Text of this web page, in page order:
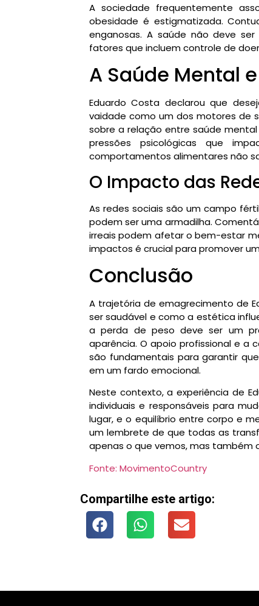
A sociedade frequentemente
obesidade é estigmatizada.
enganosas. A saúde não deve
fatores que incluem controle de
A Saúde Mental
Eduardo Costa declarou que
vaidade como um dos motores de
sobre a relação entre saúde
pressões psicológicas que
comportamentos alimentares não
O Impacto das
As redes sociais são um campo
podem ser uma armadilha.
irreais podem afetar o bem-estar
impactos é crucial para promover
Conclusão
A trajetória de emagrecimento de
ser saudável e como a estética
a perda de peso deve ser um
aparência. O apoio profissional e a
são fundamentais para garantir
em um fardo emocional.
Neste contexto, a experiência de
individuais e responsáveis para
lugar, e o equilíbrio entre corpo e
um lembrete de que todas as
apenas o que vemos, mas também
Fonte: MovimentoCountry
Compartilhe este artigo: